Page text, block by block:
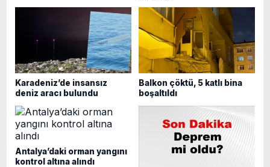
Karadeniz’de insansız
deniz aracı bulundu
Balkon çöktü, 5 katlı bina
boşaltıldı
Antalya’daki orman yangını
kontrol altına alındı